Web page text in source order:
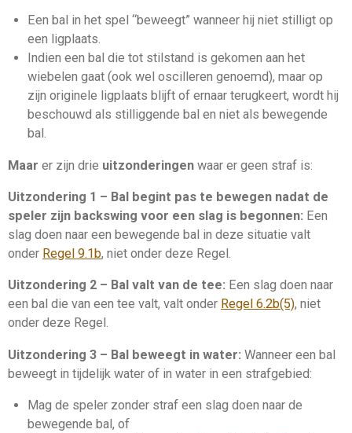
Een bal in het spel “beweegt” wanneer hij niet stilligt op
een ligplaats.
Indien een bal die tot stilstand is gekomen aan het
wiebelen gaat (ook wel oscilleren genoemd), maar op
zijn originele ligplaats blijft of ernaar terugkeert, wordt hij
beschouwd als stilliggende bal en niet als bewegende
bal.
Maar er zijn drie uitzonderingen waar er geen straf is:
Uitzondering 1 – Bal begint pas te bewegen nadat de
speler zijn backswing voor een slag is begonnen: Een
slag doen naar een bewegende bal in deze situatie valt
onder Regel 9.1b, niet onder deze Regel.
Uitzondering 2 – Bal valt van de tee: Een slag doen naar
een bal die van een tee valt, valt onder Regel 6.2b(5), niet
onder deze Regel.
Uitzondering 3 – Bal beweegt in water: Wanneer een bal
beweegt in tijdelijk water of in water in een strafgebied:
Mag de speler zonder straf een slag doen naar de
bewegende bal, of